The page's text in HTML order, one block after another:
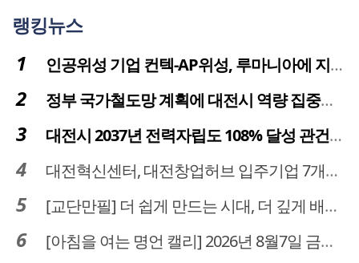
랭킹뉴스
인공위성 기업 컨텍-AP위성, 루마니아에 지상국 시스템 전수
정부 국가철도망 계획에 대전시 역량 집중해야
대전시 2037년 전력자립도 108% 달성 관건은 '주민 수용성'
대전혁신센터, 대전창업허브 입주기업 7개사 모집
[교단만필] 더 쉽게 만드는 시대, 더 깊게 배우는 교육
[아침을 여는 명언 캘리] 2026년 8월7일 금요일